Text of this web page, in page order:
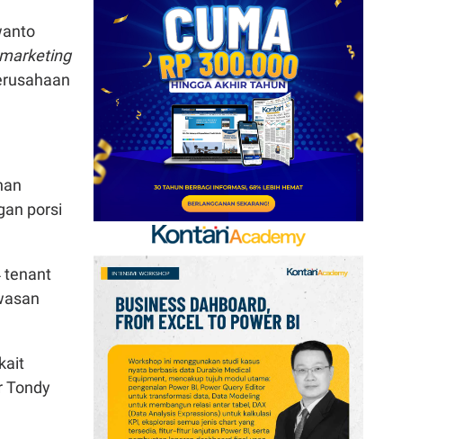
marketing
porsi
tenant
Tondy
6
Kimia Farma Raup Laba
Rp 54,07 Miliar di
Semester I-2026, Ini
Pendorongnya
7
STARFINDO Bidik
Perluasan Investasi dan
Pasar Global untuk
Startup Industri